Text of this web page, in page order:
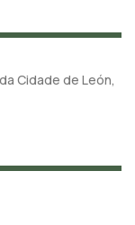
Cidade de León,